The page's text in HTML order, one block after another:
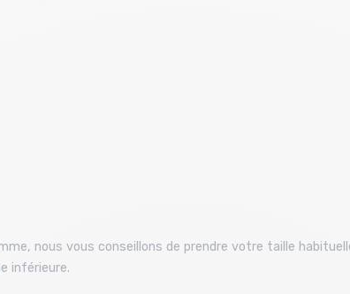
nous vous conseillons de prendre votre taille
inférieure.